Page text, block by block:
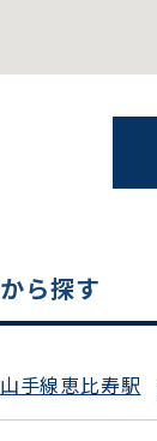
ら探す
山手線恵比寿駅